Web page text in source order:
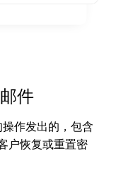
件
作发出的，包含
户恢复或重置密